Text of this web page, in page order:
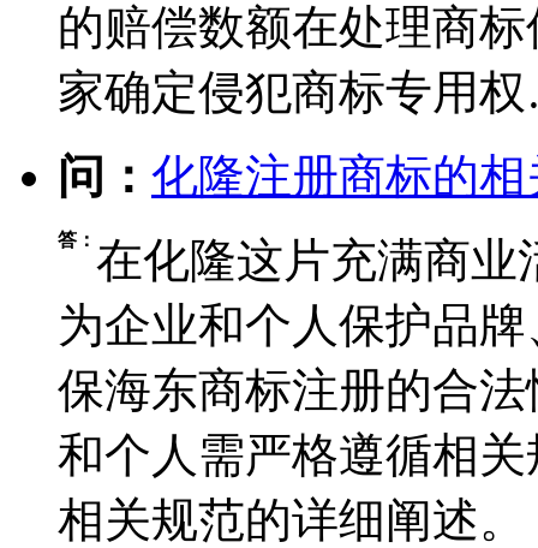
的赔偿数额在处理商
家确定侵犯商标专用
问： 化隆注册商标的
答： 在化隆这片充满商业
为企业和个人保护品
保海东商标注册的合
和个人需严格遵循相
相关规范的详细阐述